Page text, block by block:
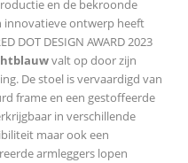
en de bekroonde
innovatieve ontwerp heeft
DOT DESIGN AWARD 2023
valt op door zijn
De stoel is vervaardigd van
frame en een gestoffeerde
in verschillende
maar ook een
armleggers lopen